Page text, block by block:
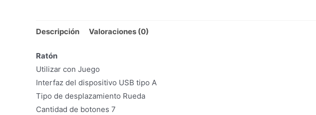
Descripción Valoraciones (0)
Ratón
Utilizar con Juego
Interfaz del dispositivo USB tipo A
Tipo de desplazamiento Rueda
Cantidad de botones 7